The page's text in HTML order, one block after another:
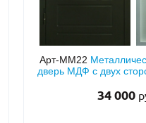
Арт-ММ22
дверь МДФ с двух
34 000